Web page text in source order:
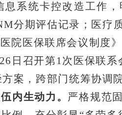
息系统卡控改造工作
分期评估记录；医疗
院医保联席会议制度
26 日召开第 1次医保联系
案，跨部门统筹协调
内生动力。 严格规范